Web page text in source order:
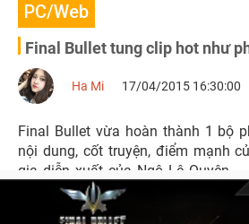
PC/Web
Final Bullet tung clip hot như
Ha Mi 17/04/2015 16:30:00
Final Bullet vừa hoàn thành 1 bộ
nội dung, cốt truyện, điểm mạnh
gia diễn xuất của Ngô Lệ Quyên
tham gia kha khá các bộ phim